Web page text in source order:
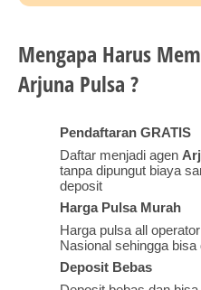
Mengapa Harus
Arjuna Pulsa ?
Pendaftaran GRATIS
Daftar menjadi agen
tanpa dipungut biaya
deposit
Harga Pulsa Murah
Harga pulsa all
Nasional sehingga
Deposit Bebas